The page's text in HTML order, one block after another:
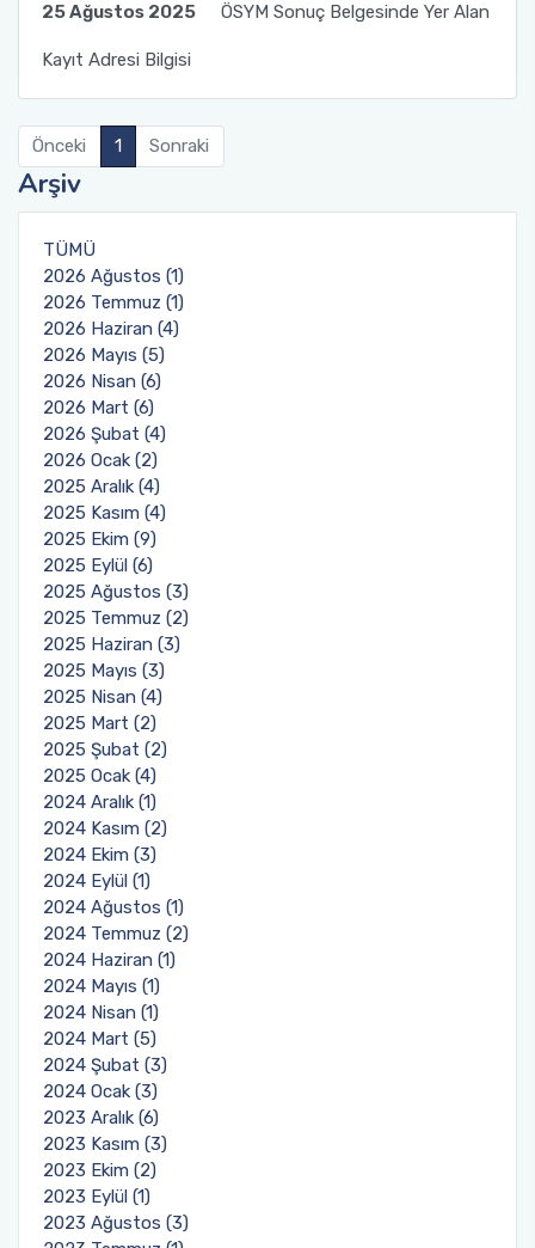
25 Ağustos 2025 ÖSYM Sonuç Belgesinde Yer Alan
Kayıt Adresi Bilgisi
Önceki 1 Sonraki
Arşiv
TÜMÜ
2026 Ağustos (1)
2026 Temmuz (1)
2026 Haziran (4)
2026 Mayıs (5)
2026 Nisan (6)
2026 Mart (6)
2026 Şubat (4)
2026 Ocak (2)
2025 Aralık (4)
2025 Kasım (4)
2025 Ekim (9)
2025 Eylül (6)
2025 Ağustos (3)
2025 Temmuz (2)
2025 Haziran (3)
2025 Mayıs (3)
2025 Nisan (4)
2025 Mart (2)
2025 Şubat (2)
2025 Ocak (4)
2024 Aralık (1)
2024 Kasım (2)
2024 Ekim (3)
2024 Eylül (1)
2024 Ağustos (1)
2024 Temmuz (2)
2024 Haziran (1)
2024 Mayıs (1)
2024 Nisan (1)
2024 Mart (5)
2024 Şubat (3)
2024 Ocak (3)
2023 Aralık (6)
2023 Kasım (3)
2023 Ekim (2)
2023 Eylül (1)
2023 Ağustos (3)